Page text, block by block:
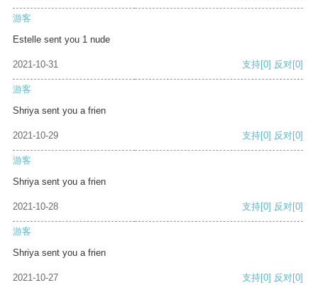
游客
Estelle sent you 1 nude
2021-10-31 支持[0] 反对[0]
游客
Shriya sent you a frien
2021-10-29 支持[0] 反对[0]
游客
Shriya sent you a frien
2021-10-28 支持[0] 反对[0]
游客
Shriya sent you a frien
2021-10-27 支持[0] 反对[0]